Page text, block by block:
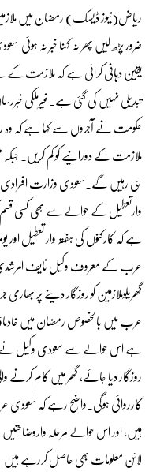
ریاض(نیوز ڈیسک) رمضان میں
ضرور پڑھ لیں پھر نہ کہنا خبر نہ
یقین دہانی کرائی ہے کہ ملازمت کے
تبدیلی نہیں کی گئی ہے۔غیرملکی
حکومت نے آجروں سے کہا ہے کہ وہ
ملازمت کے دورانیے کو کم کریں۔
ہی رہیں گے۔سعودی وزارت افرادی
وارتعطیل کے حوالے سے بھی کسی قسم
ہے کہ کارکنوں کی ہفتہ وار تعطیل
عرب کے معروف وکیل نایف المرشدی
گھریلوملازمین کو روزگار دینے پر
عرب میں بالخصوص رمضان میں خادماؤں
ہے اس حوالے سے سعودی وکیل نے
روزگار دیا جائے، گھر میں کام کرنے
کارروائی ہوگی۔واضح رہے کہ
ہیں، اور اس حوالے مرحلہ
لائن معلومات بھی حاصل کررہے ہیں